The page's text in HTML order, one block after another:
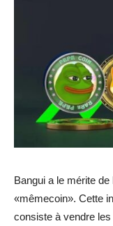
Bangui a le mérite
«mêmecoin». Cette
consiste à vendre